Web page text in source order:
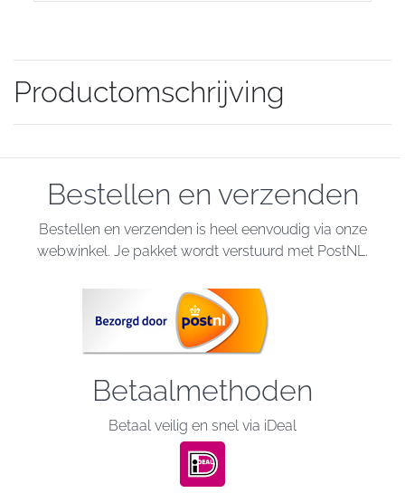
Productomschrijving
Bestellen en verzenden
Bestellen en verzenden is heel eenvoudig via onze
webwinkel. Je pakket wordt verstuurd met PostNL.
Betaalmethoden
Betaal veilig en snel via iDeal